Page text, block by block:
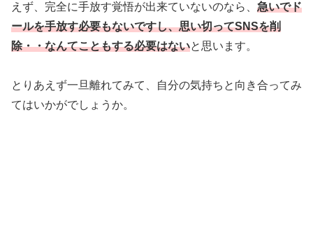
えず、完全に手放す覚悟が出来ていないのなら、 急いでド
ールを手放す必要もないですし、思い切ってSNSを削
除・・なんてこともする必要はないと思います。
とりあえず一旦離れてみて、自分の気持ちと向き合ってみ
てはいかがでしょうか。